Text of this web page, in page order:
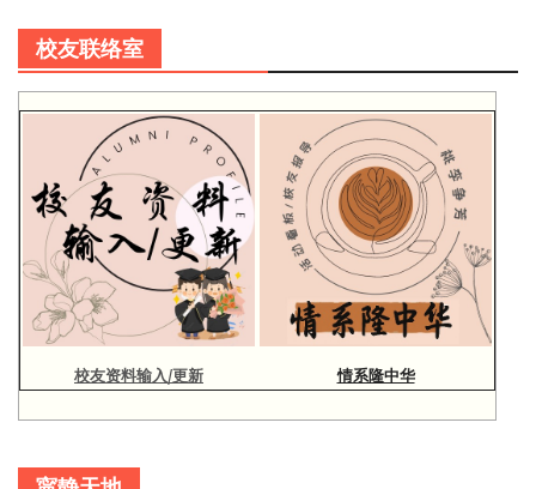
校友联络室
校友资料输入/更新 情系隆中华